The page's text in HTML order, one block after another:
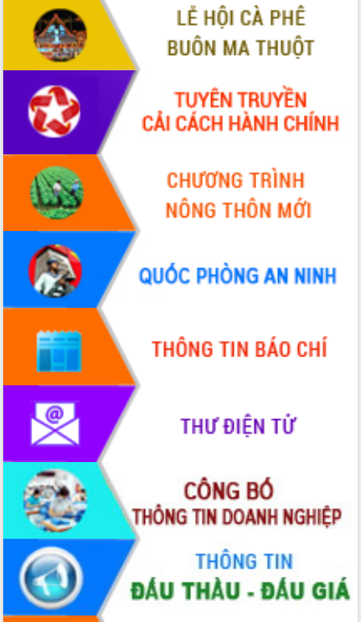
Chuyển đổi số 'mở đường' cho nông
nghiệp Đắk Lắk tăng trưởng bứt phá
Triển khai đồng bộ đo đạc, lập hồ sơ
địa chính, hoàn thiện cơ sở dữ liệu đất
Ứng dụng sinh trắc học - Bước tiến
trong hành trình chuyển đổi số tại Đắk
Đắk Lắk nâng cao hiệu quả công tác
Đảng từ Sổ tay đảng viên điện tử
Đắk Lắk đẩy mạnh nuôi biển công
nghệ, hướng tới phát triển thủy sản
bền vững
Tập huấn nâng cao năng lực triển khai
chuyển đổi số cho cán bộ, công chức
cấp xã
Đắk Lắk phát động hưởng ứng Ngày
Quyền của người tiêu dùng Việt Nam
Đẩy mạnh cải cách hành chính, quyết
tâm đạt được mục tiêu tăng trưởng
Tổ chức trang trọng Lễ hội Đền thờ
Lương Văn Chánh năm 2026
Phó Bí thư Tỉnh ủy Đắk Lắk Đỗ Hữu
Huy giữ chức Bí thư Đảng ủy Ủy Ban
Nhân dân tỉnh
Bệnh án điện tử thúc đẩy chuyển đổi
số y tế tại Đắk Lắk
Chuyển đổi số thư viện: Mở rộng
không gian tri thức trong thời đại số
Đánh giá, rút kinh nghiệm công tác tổ
chức diễn tập trước ngày bầu cử
Chương trình “Gặp gỡ hữu nghị –
Friendship Meeting New Year 2026”